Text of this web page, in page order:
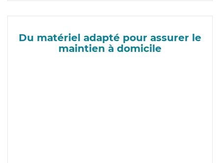
Du matériel adapté pour assurer le
maintien à domicile